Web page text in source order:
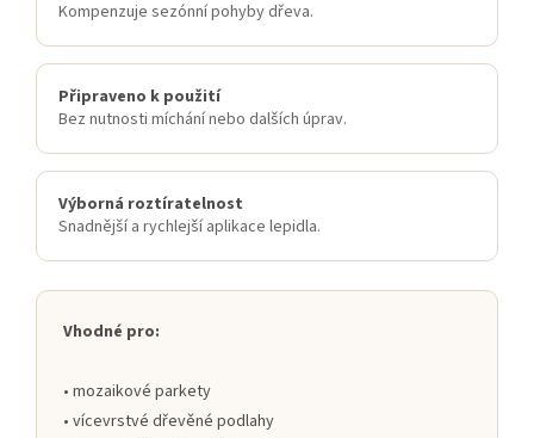
Kompenzuje sezónní pohyby dřeva.
Připraveno k použití
Bez nutnosti míchání nebo dalších úprav.
Výborná roztíratelnost
Snadnější a rychlejší aplikace lepidla.
Vhodné pro:
• mozaikové parkety
• vícevrstvé dřevěné podlahy